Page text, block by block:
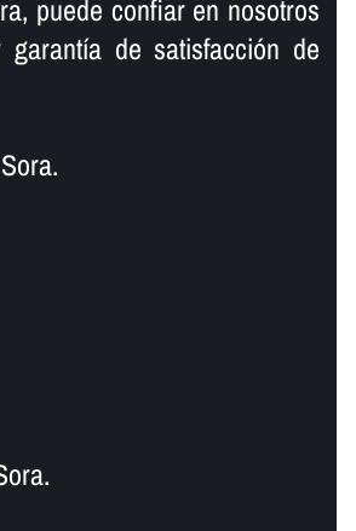
puede confiar en nosotros
de satisfacción de